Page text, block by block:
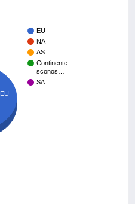
EU
NA
AS
Continente
sconos…
SA
EU